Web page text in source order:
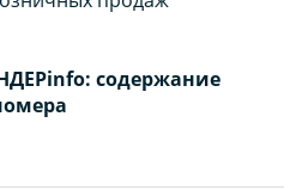
содержание